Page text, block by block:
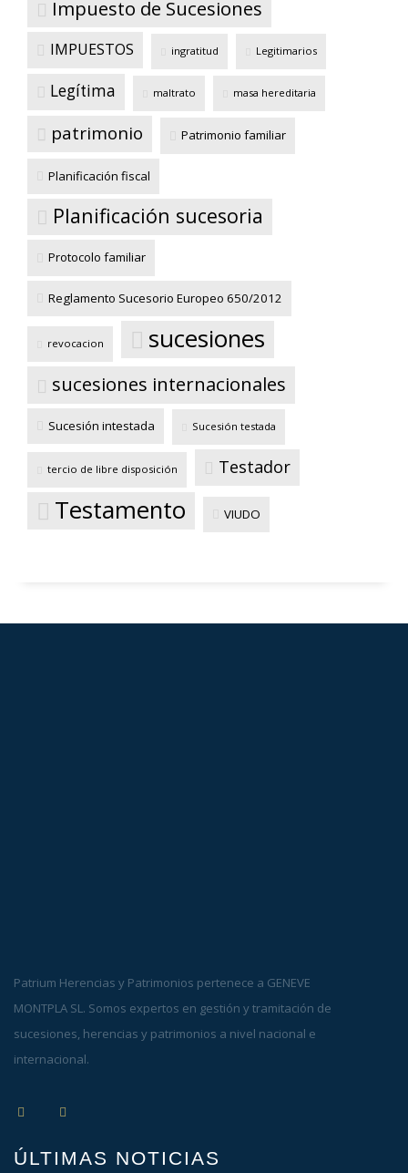
Impuesto de Sucesiones
IMPUESTOS ingratitud Legitimarios
Legítima maltrato masa hereditaria
patrimonio Patrimonio familiar
Planificación fiscal
Planificación sucesoria
Protocolo familiar
Reglamento Sucesorio Europeo 650/2012
revocacion sucesiones
sucesiones internacionales
Sucesión intestada Sucesión testada
tercio de libre disposición Testador
Testamento VIUDO
Patrium Herencias y Patrimonios pertenece a GENEVE
MONTPLA SL. Somos expertos en gestión y tramitación de
sucesiones, herencias y patrimonios a nivel nacional e
internacional.
ÚLTIMAS NOTICIAS